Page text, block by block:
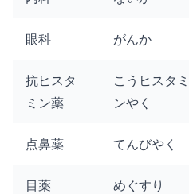
眼科 がんか
抗ヒスタ
ミン薬
こうヒスタミ
ンやく
点鼻薬 てんびやく
目薬 めぐすり